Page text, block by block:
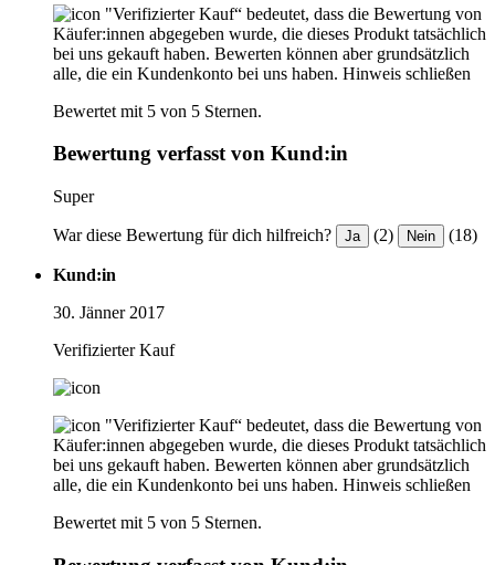
"Verifizierter Kauf“ bedeutet, dass die Bewertung von
Käufer:innen abgegeben wurde, die dieses Produkt tatsächlich
bei uns gekauft haben. Bewerten können aber grundsätzlich
alle, die ein Kundenkonto bei uns haben. Hinweis schließen
Bewertet mit 5 von 5 Sternen.
Bewertung verfasst von Kund:in
Super
War diese Bewertung für dich hilfreich? Ja (2) Nein (18)
Kund:in
30. Jänner 2017
Verifizierter Kauf
"Verifizierter Kauf“ bedeutet, dass die Bewertung von
Käufer:innen abgegeben wurde, die dieses Produkt tatsächlich
bei uns gekauft haben. Bewerten können aber grundsätzlich
alle, die ein Kundenkonto bei uns haben. Hinweis schließen
Bewertet mit 5 von 5 Sternen.